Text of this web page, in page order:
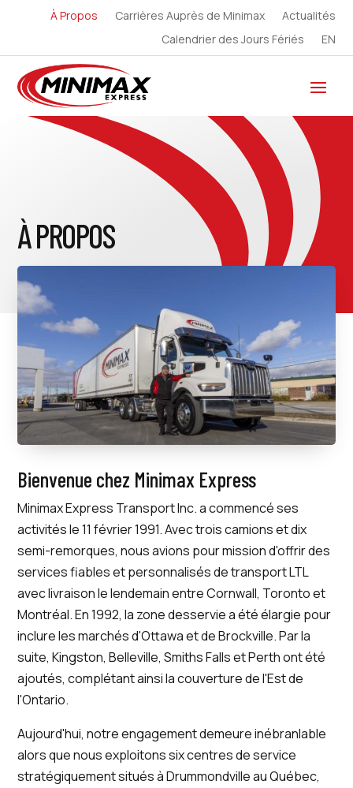
À Propos Carrières Auprès de Minimax
Actualités
Calendrier des Jours Fériés
EN
À PROPOS
Bienvenue chez Minimax Express
Minimax Express Transport Inc. a commencé ses
activités le 11 février 1991. Avec trois camions et dix
semi-remorques, nous avions pour mission d'offrir des
services fiables et personnalisés de transport LTL
avec livraison le lendemain entre Cornwall, Toronto et
Montréal. En 1992, la zone desservie a été élargie pour
inclure les marchés d'Ottawa et de Brockville. Par la
suite, Kingston, Belleville, Smiths Falls et Perth ont été
ajoutés, complétant ainsi la couverture de l'Est de
l'Ontario.
Aujourd'hui, notre engagement demeure inébranlable
alors que nous exploitons six centres de service
stratégiquement situés à Drummondville au Québec,